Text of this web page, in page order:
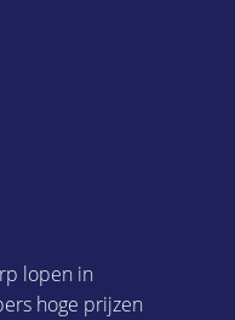
lopen in
hoge prijzen